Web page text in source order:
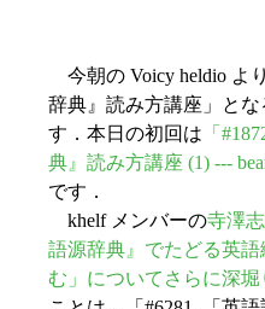
今朝の Voicy heldio よ
辞典』読み方講座」と
す．本日の初回は 「
典』読み方講座 (1) ---
です．
khelf メンバーの寺澤
語源辞典』でたどる英語
む」についてさらに深堀